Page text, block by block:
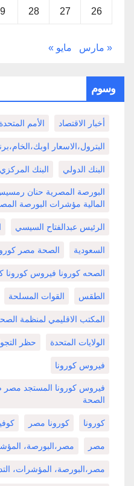
26
27
28
« مارس مايو »
وسوم
أخبار الاقتصاد الأمم المتحدة
البترول،الاسعار
البنك الدولي البنك المركزي
البورصة المصرية حنان رمسيس
المالية مؤشرات البورصة
الرئيس عبدالفتاح السيسي
السعودية الصحة مصر
الصحه كورونا فيروس كورونا
الطقس القوات المسلحة
المكتب الاقليمي لمنظمة
الولايات المتحدة حظر
فيروس كورونا
فيروس كورونا المستجد مصر
الصحة
كورونا كورونا مصر كوفيد
مصر مصر،البورصة،
مصر،البورصة، المؤشرات،